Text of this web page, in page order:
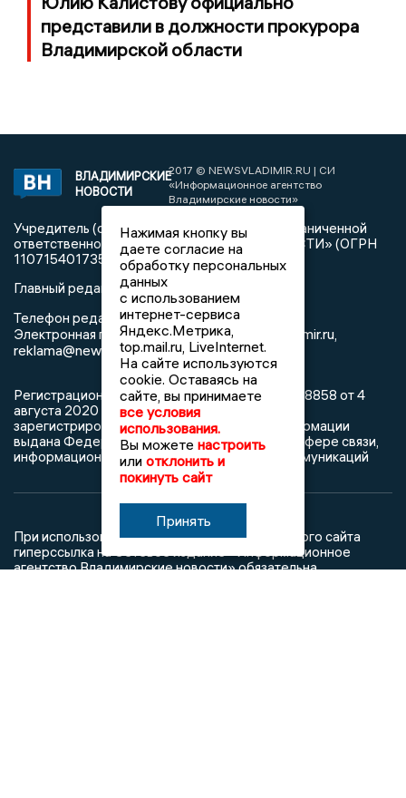
представили в должности прокурора
Владимирской области
ВЛАДИМИРСКИЕ
НОВОСТИ
2017 © NEWSVLADIMIR.RU | СИ
«Информационное агентство
Владимирские новости»
Учредитель (соучредители): Общество с ограниченной
ответственностью «РЕГИОНАЛЬНЫЕ НОВОСТИ» (ОГРН
1107154017354)
Главный редактор: Мазов С. А.
Телефон редакции:8 (4922) 666916
Электронная почта редакции:info@newsvladimir.ru,
reklama@newsvladimir.ru
Регистрационный номер: серия Эл № ФС77-78858 от 4
августа 2020 г. согласно выписке из реестра
зарегистрированных средств массовой информации
выдана Федеральной службой по надзору в сфере связи,
информационных технологий и массовых коммуникаций
При использовании любого материала с данного сайта
гиперссылка на Сетевое издание «Информационное
агентство Владимирские новости» обязательна.
Нажимая кнопку вы
даете согласие на
обработку персональных
данных
с использованием
интернет-сервиса
Яндекс.Метрика,
top.mail.ru, LiveInternet.
На сайте используются
cookie. Оставаясь на
сайте, вы принимаете
все условия
использования.
Вы можете настроить
или отклонить и
покинуть сайт
Принять